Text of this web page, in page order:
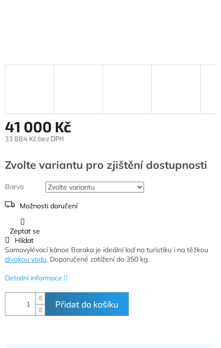
41 000 Kč
33 884 Kč bez DPH
cena:
Zvolte variantu
Barva
Možnosti doručení
Přidat do košíku
Samovylévací kánoe Baraka je ideální loď na turistiku i na těžkou
divokou vodu. Doporučené zatížení do 350 kg.
Detailní informace
Zeptat se
Hlídat